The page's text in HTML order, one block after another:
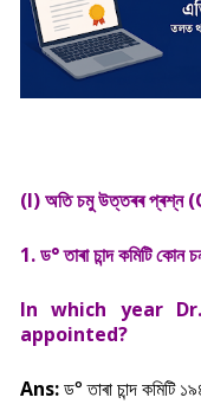
(I) অতি চমু উত্তৰৰ
1.ড°তাৰা চান্দ কমিটি
In which year
appointed?
Ans:ড° তাৰা চান্দ কমিটি